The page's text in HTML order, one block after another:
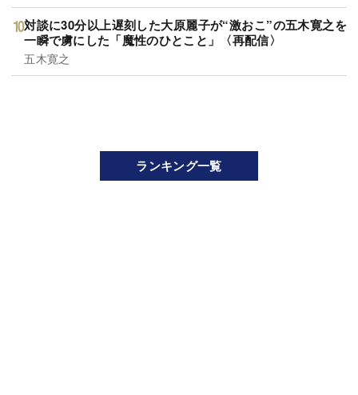
対談に30分以上遅刻した大原麗子が“激おこ”の五木寛之を
一瞬で虜にした「魔性のひとこと」〈再配信〉
五木寛之
ランキング一覧